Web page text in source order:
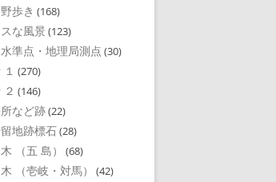
歩き (168)
な風景 (123)
準点・地理局測点 (30)
(270)
(146)
など跡(22)
地跡標石(28)
（五 島） (68)
（壱岐・対馬） (42)